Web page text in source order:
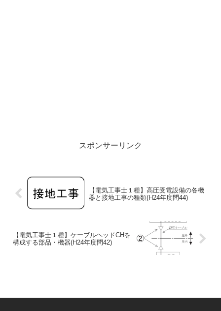
スポンサーリンク
【電気工事士１種】高圧受電設備の各機
器と接地工事の種類(H24年度問44)
【電気工事士１種】ケーブルヘッドCHを
構成する部品・機器(H24年度問42)